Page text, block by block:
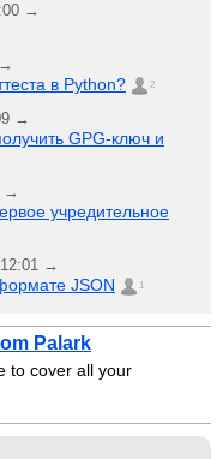
→
в Python? 2
→
GPG-ключ и
→
учредительное
→
JSON 1
Palark
to cover all your